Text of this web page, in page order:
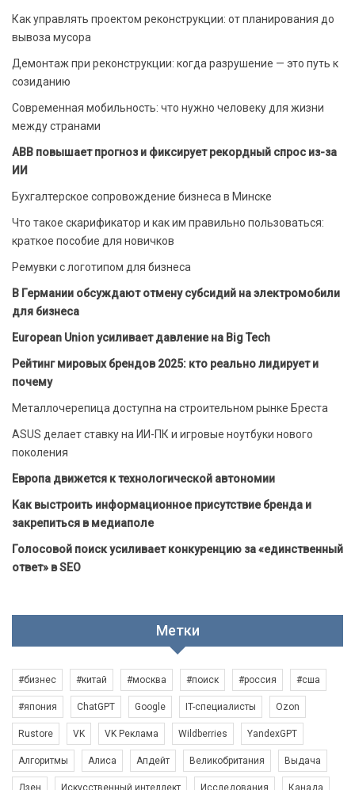
Как управлять проектом реконструкции: от планирования до
вывоза мусора
Демонтаж при реконструкции: когда разрушение — это путь к
созиданию
Современная мобильность: что нужно человеку для жизни
между странами
ABB повышает прогноз и фиксирует рекордный спрос из-за
ИИ
Бухгалтерское сопровождение бизнеса в Минске
Что такое скарификатор и как им правильно пользоваться:
краткое пособие для новичков
Ремувки с логотипом для бизнеса
В Германии обсуждают отмену субсидий на электромобили
для бизнеса
European Union усиливает давление на Big Tech
Рейтинг мировых брендов 2025: кто реально лидирует и
почему
Металлочерепица доступна на строительном рынке Бреста
ASUS делает ставку на ИИ-ПК и игровые ноутбуки нового
поколения
Европа движется к технологической автономии
Как выстроить информационное присутствие бренда и
закрепиться в медиаполе
Голосовой поиск усиливает конкуренцию за «единственный
ответ» в SEO
Метки
#бизнес #китай #москва #поиск #россия #сша
#япония ChatGPT Google IT-специалисты Ozon
Rustore VK VK Реклама Wildberries YandexGPT
Алгоритмы Алиса Апдейт Великобритания Выдача
Дзен Искусственный интеллект Исследования Канада